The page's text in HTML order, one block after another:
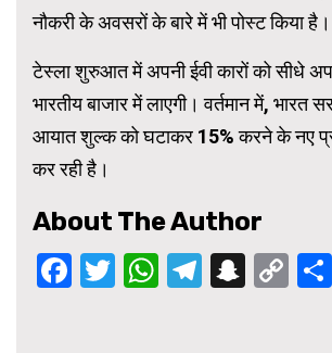
नौकरी के अवसरों के बारे में भी पोस्ट किया है।
टेस्ला शुरुआत में अपनी ईवी कारों को सीधे
भारतीय बाजार में लाएगी। वर्तमान में, भारत
आयात शुल्क को घटाकर 15% करने के नए
कर रही है।
About The Author
Facebook
Twitter
WhatsApp
Telegram